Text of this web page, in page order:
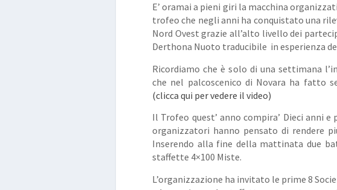
E’ oramai a pieni giri la macchina
trofeo che negli anni ha conquistato una
Nord Ovest grazie all’alto livello dei
Derthona Nuoto traducibile in esperienza
Ricordiamo che è solo di una settimana
che nel palcoscenico di Novara ha fatto
(clicca qui per vedere il video)
Il Trofeo quest’ anno compira’ Dieci anni
organizzatori hanno pensato di rendere
Inserendo alla fine della mattinata due
staffette 4×100 Miste.
L’organizzazione ha invitato le prime 8